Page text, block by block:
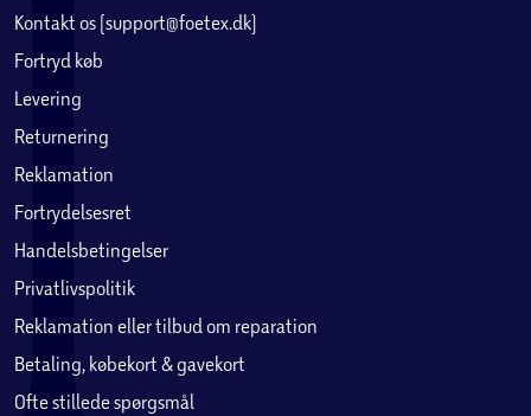
Kontakt os (support@foetex.dk)
Fortryd køb
Levering
Returnering
Reklamation
Fortrydelsesret
Handelsbetingelser
Privatlivspolitik
Reklamation eller tilbud om reparation
Betaling, købekort & gavekort
Ofte stillede spørgsmål